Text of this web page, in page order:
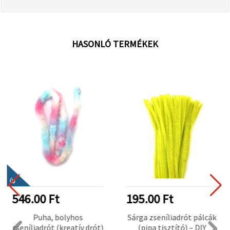
HASONLÓ TERMÉKEK
ÚJ
546.00 Ft
Puha, bolyhos
zseníliadrót (kreatív drót)
195.00 Ft
Sárga zseníliadrót pálcák
(pipa tisztító) – DIY